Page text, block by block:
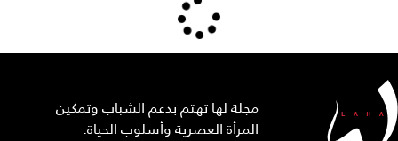
مجلة لها تهتم بدعم الشباب وتمكين
المرأة العصرية وأسلوب الحياة.